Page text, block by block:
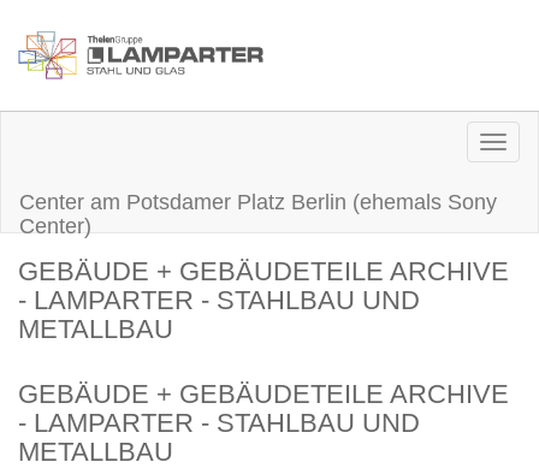
Center am Potsdamer Platz Berlin (ehemals Sony
Center)
GEBÄUDE + GEBÄUDETEILE ARCHIVE
- LAMPARTER - STAHLBAU UND
METALLBAU
GEBÄUDE + GEBÄUDETEILE ARCHIVE
- LAMPARTER - STAHLBAU UND
METALLBAU